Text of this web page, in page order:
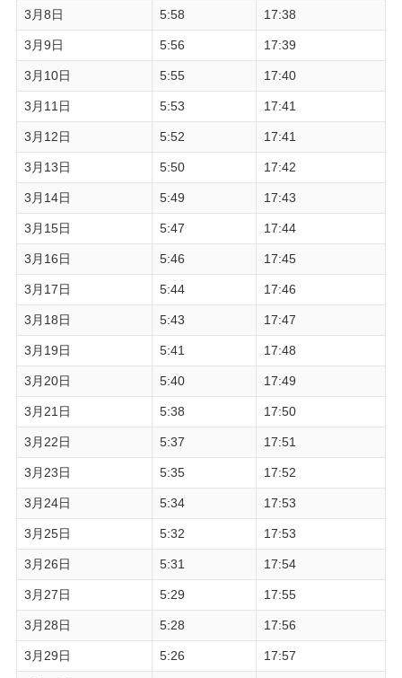
3月8日 5:58 17:38
3月9日 5:56 17:39
3月10日 5:55 17:40
3月11日 5:53 17:41
3月12日 5:52 17:41
3月13日 5:50 17:42
3月14日 5:49 17:43
3月15日 5:47 17:44
3月16日 5:46 17:45
3月17日 5:44 17:46
3月18日 5:43 17:47
3月19日 5:41 17:48
3月20日 5:40 17:49
3月21日 5:38 17:50
3月22日 5:37 17:51
3月23日 5:35 17:52
3月24日 5:34 17:53
3月25日 5:32 17:53
3月26日 5:31 17:54
3月27日 5:29 17:55
3月28日 5:28 17:56
3月29日 5:26 17:57